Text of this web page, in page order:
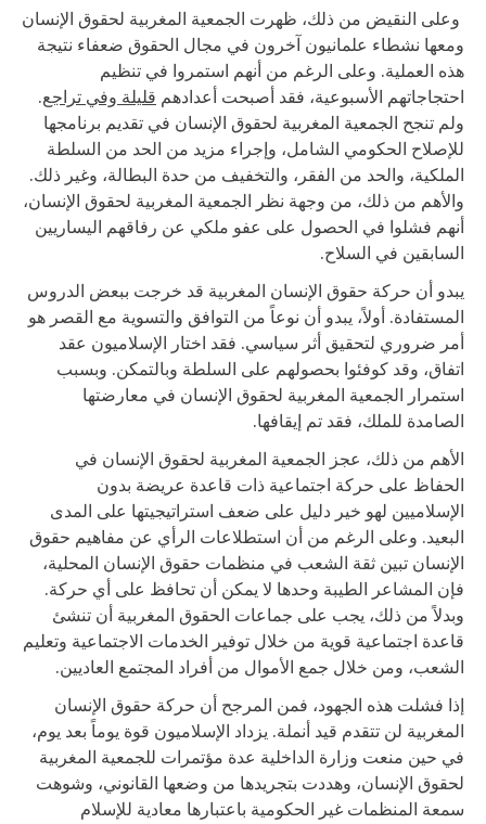
وعلى النقيض من ذلك، ظهرت الجمعية المغربية لحقوق الإنسان
ومعها نشطاء علمانيون آخرون في مجال الحقوق ضعفاء نتيجة
هذه العملية. وعلى الرغم من أنهم استمروا في تنظيم
احتجاجاتهم الأسبوعية، فقد أصبحت أعدادهم قليلة وفي تراجع.
ولم تنجح الجمعية المغربية لحقوق الإنسان في تقديم برنامجها
للإصلاح الحكومي الشامل، وإجراء مزيد من الحد من السلطة
الملكية، والحد من الفقر، والتخفيف من حدة البطالة، وغير ذلك.
والأهم من ذلك، من وجهة نظر الجمعية المغربية لحقوق الإنسان،
أنهم فشلوا في الحصول على عفو ملكي عن رفاقهم اليساريين
السابقين في السلاح.
يبدو أن حركة حقوق الإنسان المغربية قد خرجت ببعض الدروس
المستفادة. أولاً، يبدو أن نوعاً من التوافق والتسوية مع القصر هو
أمر ضروري لتحقيق أثر سياسي. فقد اختار الإسلاميون عقد
اتفاق، وقد كوفئوا بحصولهم على السلطة وبالتمكن. وبسبب
استمرار الجمعية المغربية لحقوق الإنسان في معارضتها
الصامدة للملك، فقد تم إيقافها.
الأهم من ذلك، عجز الجمعية المغربية لحقوق الإنسان في
الحفاظ على حركة اجتماعية ذات قاعدة عريضة بدون
الإسلاميين لهو خير دليل على ضعف استراتيجيتها على المدى
البعيد. وعلى الرغم من أن استطلاعات الرأي عن مفاهيم حقوق
الإنسان تبين ثقة الشعب في منظمات حقوق الإنسان المحلية،
فإن المشاعر الطيبة وحدها لا يمكن أن تحافظ على أي حركة.
وبدلاً من ذلك، يجب على جماعات الحقوق المغربية أن تنشئ
قاعدة اجتماعية قوية من خلال توفير الخدمات الاجتماعية وتعليم
الشعب، ومن خلال جمع الأموال من أفراد المجتمع العاديين.
إذا فشلت هذه الجهود، فمن المرجح أن حركة حقوق الإنسان
المغربية لن تتقدم قيد أنملة. يزداد الإسلاميون قوة يوماً بعد يوم،
في حين منعت وزارة الداخلية عدة مؤتمرات للجمعية المغربية
لحقوق الإنسان، وهددت بتجريدها من وضعها القانوني، وشوهت
سمعة المنظمات غير الحكومية باعتبارها معادية للإسلام